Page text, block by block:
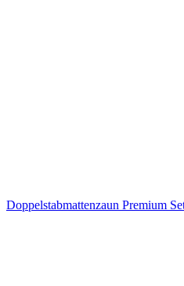
Doppelstabmattenzaun Premium